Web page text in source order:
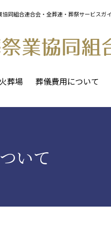
同組合連合会・全葬連・葬祭サービスガ
葬場 葬儀費用について
いて